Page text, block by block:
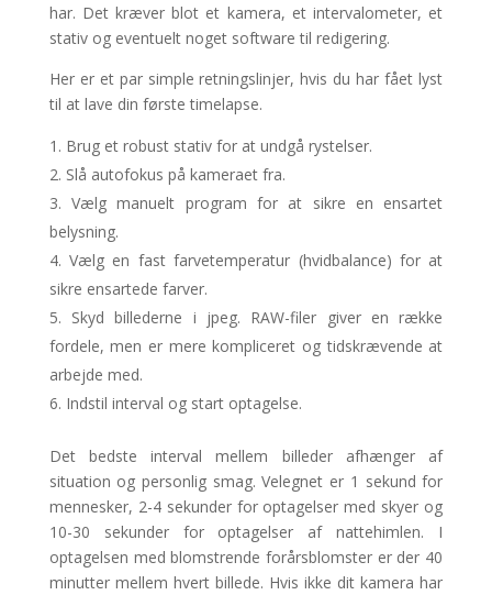
har. Det kræver blot et kamera, et intervalometer, et
stativ og eventuelt noget software til redigering.
Her er et par simple retningslinjer, hvis du har fået lyst
til at lave din første timelapse.
Brug et robust stativ for at undgå rystelser.
Slå autofokus på kameraet fra.
Vælg manuelt program for at sikre en ensartet
belysning.
Vælg en fast farvetemperatur (hvidbalance) for at
sikre ensartede farver.
Skyd billederne i jpeg. RAW-filer giver en række
fordele, men er mere kompliceret og tidskrævende at
arbejde med.
Indstil interval og start optagelse.
Det bedste interval mellem billeder afhænger af
situation og personlig smag. Velegnet er 1 sekund for
mennesker, 2-4 sekunder for optagelser med skyer og
10-30 sekunder for optagelser af nattehimlen. I
optagelsen med blomstrende forårsblomster er der 40
minutter mellem hvert billede. Hvis ikke dit kamera har